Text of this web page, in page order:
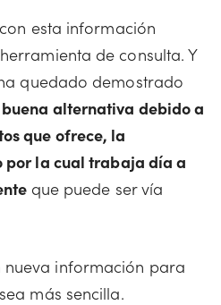
esta información
de consulta. Y
quedado demostrado
alternativa debido a
que ofrece, la
por la cual trabaja día a
que puede ser vía
nueva información para
más sencilla.